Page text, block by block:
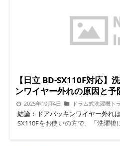
【日立 BD-SX110F対応】
ンワイヤー外れの原因と予
2025年10月4日 ドラム式洗濯機ト
結論：ドアパッキンワイヤー外れ
SX110Fをお使いの方で、「洗濯